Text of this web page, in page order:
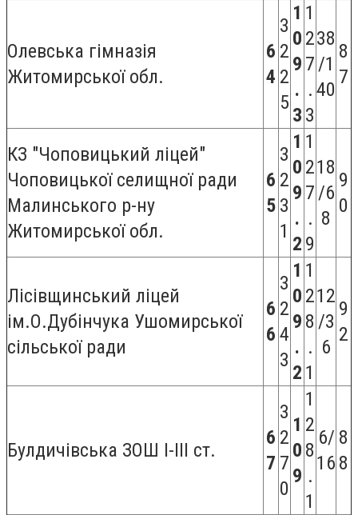
Олевська гімназія
Житомирської обл.
6
4
3
2
2
5
1
0
9
.
3
1
2
7
.
3
38
/1
40
8
7
КЗ "Чоповицький ліцей"
Чоповицької селищної ради
Малинського р-ну
Житомирської обл.
6
5
3
2
3
1
1
0
9
.
2
1
2
7
.
9
18
/6
8
9
0
Лісівщинський ліцей
ім.О.Дубінчука Ушомирської
сільської ради
6
6
3
2
4
3
1
0
9
.
2
1
2
8
.
1
12
/3
6
9
2
Булдичівська ЗОШ I-III ст.
6
7
3
2
7
0
1
0
9
1
2
8
.
1
6/
16
8
8